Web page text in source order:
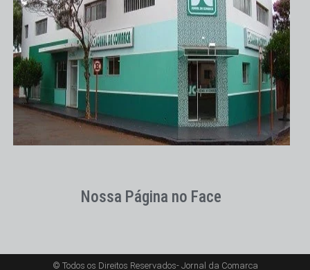
Nossa Página no Face
© Todos os Direitos Reservados- Jornal da Comarca